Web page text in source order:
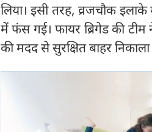
लिया। इसी तरह, व्रजचौक
में फंस गई। फायर ब्रिगेड की टीम
की मदद से सुरक्षित बाहर